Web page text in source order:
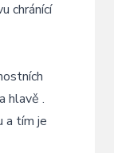
chránící
hlavě .
a tím je